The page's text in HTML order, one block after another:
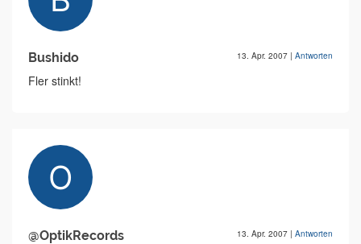
Bushido 13. Apr. 2007 | Antworten
Fler stinkt!
@OptikRecords 13. Apr. 2007 | Antworten